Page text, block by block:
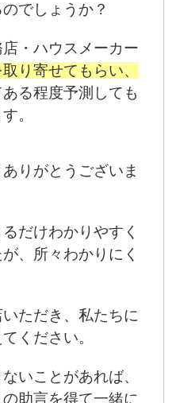
でしょうか？
・ハウスメーカー
り寄せてもらい、
る程度予測しても
。
りがとうございま
だけわかりやすく
、所々わかりにく
ただき、私たちに
ください。
いことがあれば、
助言を得て一緒に